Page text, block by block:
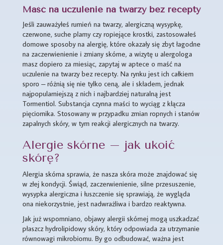
Maść na uczulenie na twarzy bez recepty
Jeśli zauważyłeś rumień na twarzy, alergiczną wysypkę,
czerwone, suche plamy czy ropiejące krostki, zastosowałeś
domowe sposoby na alergię, które okazały się zbyt łagodne
na zaczerwienienie i zmiany skórne, a wizytę u alergologa
masz dopiero za miesiąc, zapytaj w aptece o maść na
uczulenie na twarzy bez recepty. Na rynku jest ich całkiem
sporo – różnią się nie tylko ceną, ale i składem, jednak
najpopularniejszą z nich i najbardziej naturalną jest
Tormentiol. Substancja czynna maści to wyciąg z kłącza
pięciornika. Stosowany w przypadku zmian ropnych i stanów
zapalnych skóry, w tym reakcji alergicznych na twarzy.
Alergie skórne – jak ukoić
skórę?
Alergia skórna sprawia, że nasza skóra może znajdować się
w złej kondycji. Świąd, zaczerwienienie, silne przesuszenie,
wysypka alergiczna i łuszczenie się sprawiają, że wygląda
ona niekorzystnie, jest nadwrażliwa i bardzo reaktywna.
Jak już wspomniano, objawy alergii skórnej mogą uszkadzać
płaszcz hydrolipidowy skóry, który odpowiada za utrzymanie
równowagi mikrobiomu. By go odbudować, ważna jest